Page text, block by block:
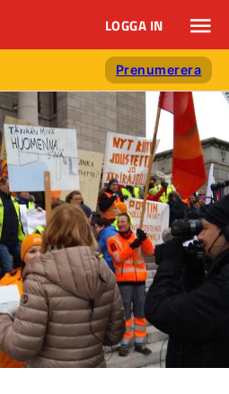
LOGGA IN
Prenumerera